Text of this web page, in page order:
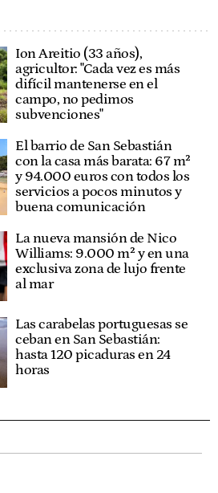
Ion Areitio (33 años),
agricultor: "Cada vez es más
difícil mantenerse en el
campo, no pedimos
subvenciones"
El barrio de San Sebastián
con la casa más barata: 67 m²
y 94.000 euros con todos los
servicios a pocos minutos y
buena comunicación
La nueva mansión de Nico
Williams: 9.000 m² y en una
exclusiva zona de lujo frente
al mar
Las carabelas portuguesas se
ceban en San Sebastián:
hasta 120 picaduras en 24
horas